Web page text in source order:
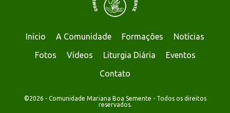
Início A Comunidade Formações
Notícias
Fotos
Vídeos Liturgia Diária
Eventos
Contato
©2026 - Comunidade Mariana Boa Semente - Todos os direitos
reservados.